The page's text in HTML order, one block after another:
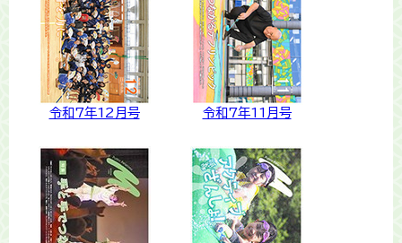
令和7年12月号 令和7年11月号